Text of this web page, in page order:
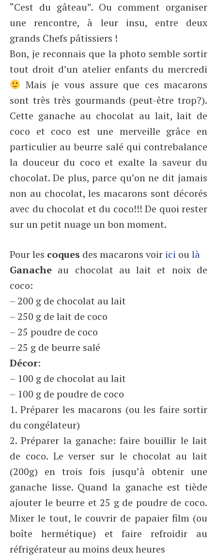
“Cest du gâteau”. Ou comment organiser
une rencontre, à leur insu, entre deux
grands Chefs pâtissiers !
Bon, je reconnais que la photo semble sortir
tout droit d’un atelier enfants du mercredi
Mais je vous assure que ces macarons
sont très très gourmands (peut-être trop?).
Cette ganache au chocolat au lait, lait de
coco et coco est une merveille grâce en
particulier au beurre salé qui contrebalance
la douceur du coco et exalte la saveur du
chocolat. De plus, parce qu’on ne dit jamais
non au chocolat, les macarons sont décorés
avec du chocolat et du coco!!! De quoi rester
sur un petit nuage un bon moment.
Pour les coques des macarons voir ici ou là
Ganache au chocolat au lait et noix de
coco:
– 200 g de chocolat au lait
– 250 g de lait de coco
– 25 poudre de coco
– 25 g de beurre salé
Décor:
– 100 g de chocolat au lait
– 100 g de poudre de coco
1. Préparer les macarons (ou les faire sortir
du congélateur)
2. Préparer la ganache: faire bouillir le lait
de coco. Le verser sur le chocolat au lait
(200g) en trois fois jusqu’à obtenir une
ganache lisse. Quand la ganache est tiède
ajouter le beurre et 25 g de poudre de coco.
Mixer le tout, le couvrir de papaier film (ou
boîte hermétique) et faire refroidir au
réfrigérateur au moins deux heures